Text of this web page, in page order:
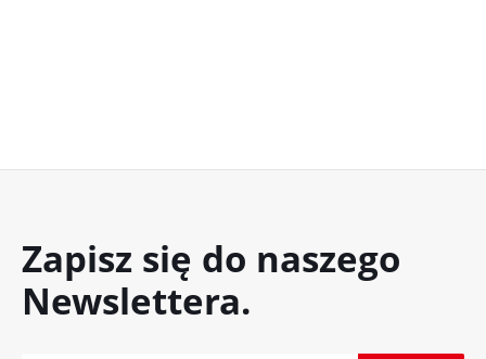
Zapisz się do naszego
Newslettera.